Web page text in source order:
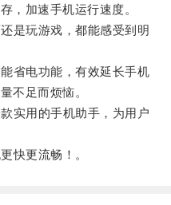
，加速手机运行速度。
玩游戏，都能感受到明
电功能，有效延长手机
不足而烦恼。
用的手机助手，为用户
更流畅！。